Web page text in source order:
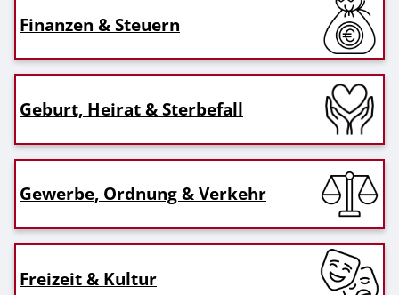
Finanzen & Steuern
Geburt, Heirat & Sterbefall
Gewerbe, Ordnung & Verkehr
Freizeit & Kultur